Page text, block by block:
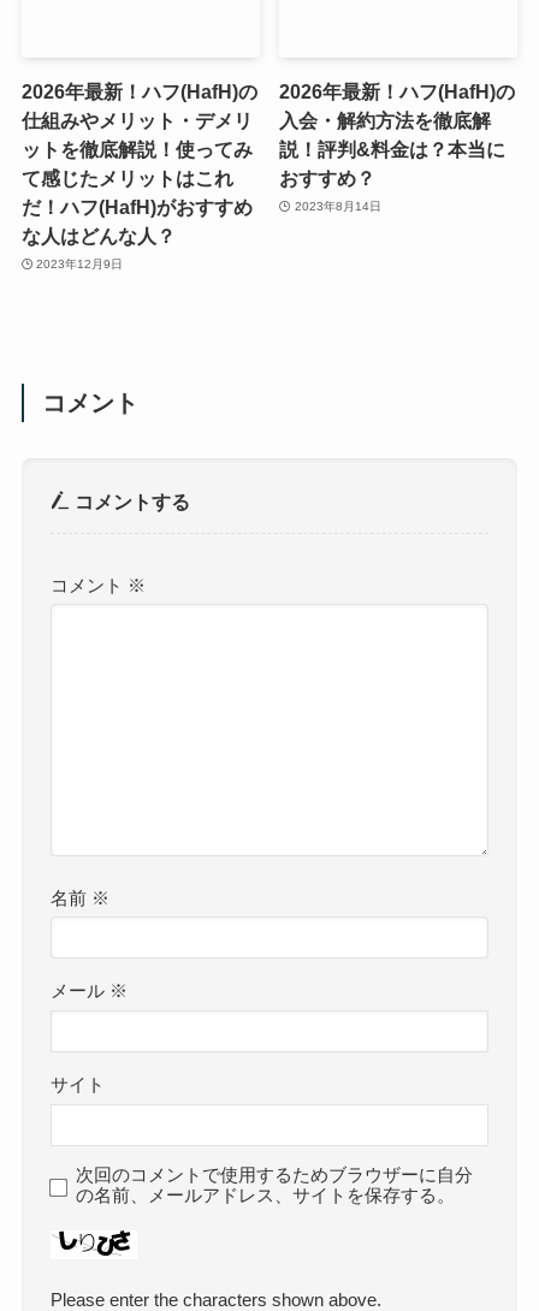
2026年最新！ハフ(HafH)の
仕組みやメリット・デメリ
ットを徹底解説！使ってみ
て感じたメリットはこれ
だ！ハフ(HafH)がおすすめ
な人はどんな人？
2023年12月9日
2026年最新！ハフ(HafH)の
入会・解約方法を徹底解
説！評判&料金は？本当に
おすすめ？
2023年8月14日
コメント
コメントする
コメント ※
名前 ※
メール ※
サイト
次回のコメントで使用するためブラウザーに自分
の名前、メールアドレス、サイトを保存する。
Please enter the characters shown above.